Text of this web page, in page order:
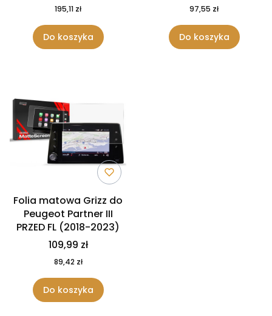
195,11 zł
Do koszyka
97,55 zł
Do koszyka
Folia matowa Grizz do
Peugeot Partner III
PRZED FL (2018-2023)
109,99 zł
89,42 zł
Do koszyka